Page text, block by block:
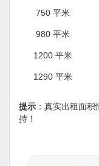
750 平米
980 平米
1200 平米
1290 平米
提示 ：真实出租面
持！